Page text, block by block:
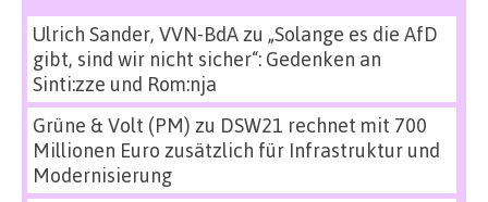
Ulrich Sander, VVN-BdAzu „Solange es die AfD
gibt, sind wir nicht sicher“: Gedenken an
Sinti:zze und Rom:nja
Grüne & Volt (PM) zu DSW21 rechnet mit 700
Millionen Euro zusätzlich für Infrastruktur und
Modernisierung